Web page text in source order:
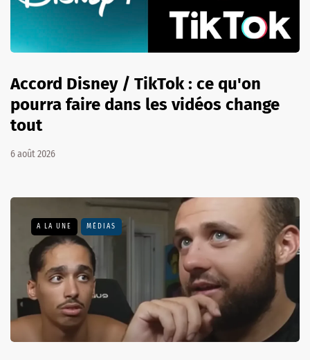
Accord Disney / TikTok : ce qu'on
pourra faire dans les vidéos change
tout
6 août 2026
A LA UNE MÉDIAS